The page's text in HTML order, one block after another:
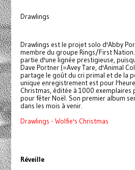
Drawlings
Drawlings est le projet solo d'Abby
membre du groupe Rings/First
partie d'une lignée prestigieuse,
Dave Portner (=Avey Tare, d'Animal
partage le goût du cri primal et de la
unique enregistrement est pour
Christmas, éditée à 1000 exemplaires
pour fêter Noël. Son premier album
dans les mois à venir.
Drawlings - Wolfie's Christmas
Réveille